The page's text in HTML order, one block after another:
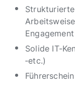
Engagement
Solide IT-
‑etc.)